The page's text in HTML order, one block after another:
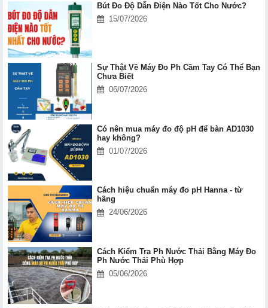
Bút Đo Độ Dẫn Điện Nào Tốt Cho Nước?
15/07/2026
Sự Thật Về Máy Đo Ph Cầm Tay Có Thể Bạn
Chưa Biết
06/07/2026
Có nên mua máy đo độ pH để bàn AD1030
hay không?
01/07/2026
Cách hiệu chuẩn máy đo pH Hanna - từ
hãng
24/06/2026
Cách Kiểm Tra Ph Nước Thải Bằng Máy Đo
Ph Nước Thải Phù Hợp
05/06/2026